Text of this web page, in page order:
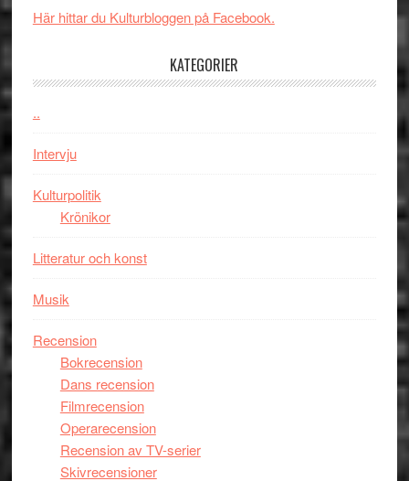
kan
Här hittar du Kulturbloggen på Facebook.
KATEGORIER
..
Intervju
Kulturpolitik
Krönikor
Litteratur och konst
Musik
Recension
Bokrecension
Dans recension
Filmrecension
Operarecension
Recension av TV-serier
Skivrecensioner